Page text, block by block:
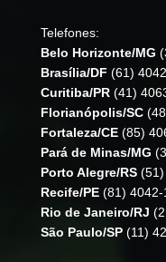
Telefones:
Belo Horizonte/MG
Brasília/DF (61)
Curitiba/PR (41)
Florianópolis/SC
Fortaleza/CE (85)
Pará de Minas/MG
Porto Alegre/RS
Recife/PE (81) 4042-
Rio de Janeiro/RJ
São Paulo/SP (11)